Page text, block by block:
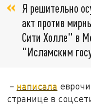
Я решительно
акт против
Сити Холле" в
"Исламским
– написала
странице в